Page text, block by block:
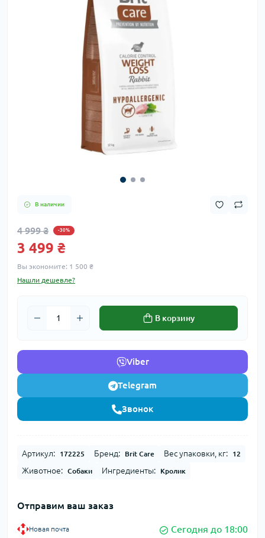
В наличии
4 999 ₴ -30%
3 499 ₴
Вы экономите: 1 500 ₴
Нашли дешевле?
В корзину
Viber
Telegram
Звонок
Артикул: 172225 Бренд: Brit Care Вес упаковки, кг: 12
Животное: Собаки Ингредиенты: Кролик
Отправим ваш заказ
Новая почта Сегодня до 18:00